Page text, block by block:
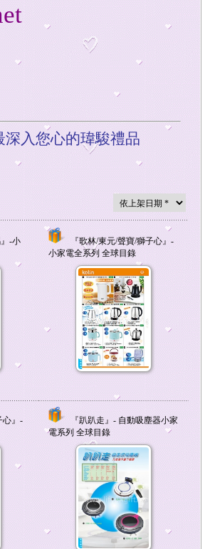
心的瑋駿禮品
』-小
『歌林/東元/聲寶/獅子心』-
小家電全系列 全球目錄
心』-
『趴趴走』- 自動吸塵器小家
電系列 全球目錄